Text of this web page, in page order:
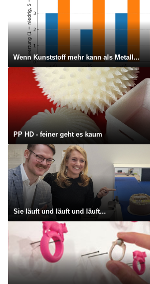
Wenn Kunststoff mehr kann als Metall...
PP HD - feiner geht es kaum
Sie läuft und läuft und läuft...